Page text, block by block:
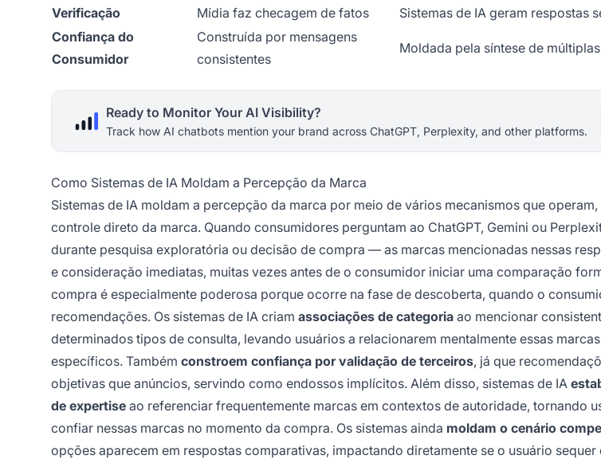
Verificação Mídia faz checagem de fatos
Sistemas de IA geram respostas
Confiança do
Consumidor
Construída por mensagens
consistentes
Moldada pela síntese de
Ready to Monitor Your AI Visibility?
Track how AI chatbots mention your brand across ChatGPT, Perplexity, and other platforms.
Como Sistemas de IA Moldam a Percepção da Marca
Sistemas de IA moldam a percepção da marca por meio de vários mecanismos que
controle direto da marca. Quando consumidores perguntam ao ChatGPT, Gemini ou
durante pesquisa exploratória ou decisão de compra — as marcas mencionadas nessas
e consideração imediatas, muitas vezes antes de o consumidor iniciar uma comparação
compra é especialmente poderosa porque ocorre na fase de descoberta, quando o
recomendações. Os sistemas de IA criam associações de categoria ao mencionar
determinados tipos de consulta, levando usuários a relacionarem mentalmente essas
específicos. Também constroem confiança por validação de terceiros, já que
objetivas que anúncios, servindo como endossos implícitos. Além disso, sistemas de IA
de expertise ao referenciar frequentemente marcas em contextos de autoridade, tornando
confiar nessas marcas no momento da compra. Os sistemas ainda moldam o cenário
opções aparecem em respostas comparativas, impactando diretamente se o usuário